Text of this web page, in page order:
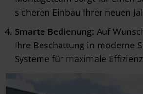
sicheren Einbau Ihrer neuen
Smarte Bedienung: Auf
Ihre Beschattung in moderne
Systeme für maximale